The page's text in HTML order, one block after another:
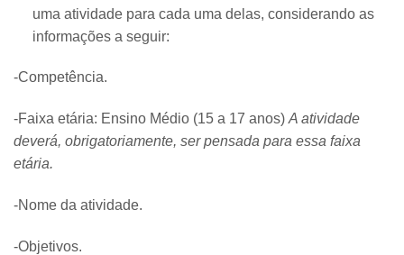
uma atividade para cada uma delas, considerando as
informações a seguir:
-Competência.
-Faixa etária: Ensino Médio (15 a 17 anos) A atividade
deverá, obrigatoriamente, ser pensada para essa faixa
etária.
-Nome da atividade.
-Objetivos.